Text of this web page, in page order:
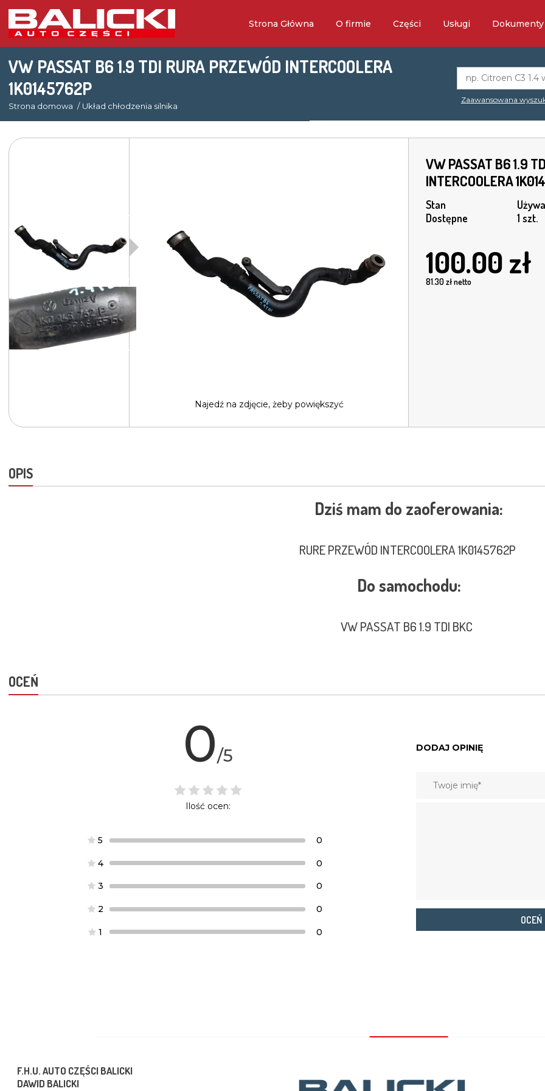
Strona Główna O firmie Części Usługi Dokumenty
VW PASSAT B6 1.9 TDI RURA PRZEWÓD INTERCOOLERA
1K0145762P
Strona domowa Układ chłodzenia silnika
Zaawansowana
Najedź na zdjęcie, żeby powiększyć
VW PASSAT B6 1.9
INTERCOOLERA
Stan
Dostępne
1 szt.
100.00 zł
81.30zł netto
OPIS
Dziś mam do zaoferowania:
RURE PRZEWÓD INTERCOOLERA 1K0145762P
Do samochodu:
VW PASSAT B6 1.9 TDI BKC
OCEŃ
0/5
Ilość ocen:
5 0
4 0
3 0
2 0
1 0
DODAJ OPINIĘ
OCEŃ
F.H.U. AUTO CZĘŚCI BALICKI
DAWID BALICKI